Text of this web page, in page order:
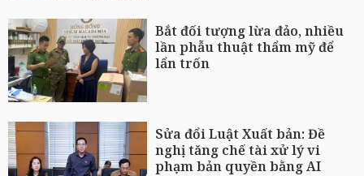
Bắt đối tượng lừa đảo, nhiều
lần phẫu thuật thẩm mỹ để
lẩn trốn
Sửa đổi Luật Xuất bản: Đề
nghị tăng chế tài xử lý vi
phạm bản quyền bằng AI